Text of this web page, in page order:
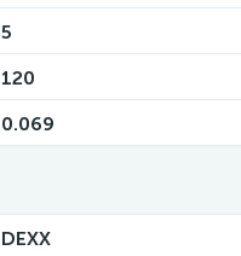
5
120
0.069
DEXX